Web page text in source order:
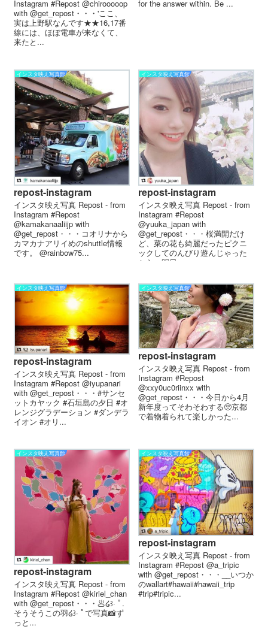
Instagram #Repost @chirooooop
with @get_repost・・・'ここ、
実は上野駅なんです★★16,17番
線には、ほぼ電車が来なくて、
来たと...
for the answer within. Be ...
インスタ映え写真館
repost-instagram
インスタ映え写真 Repost - from
Instagram #Repost
@kamakanaaliijp with
@get_repost・・・コオリナから
カマカナアリイめのshuttle情報
です。 @rainbow75...
インスタ映え写真館
repost-instagram
インスタ映え写真 Repost - from
Instagram #Repost
@yuuka_japan with
@get_repost・・・桜満開だけ
ど、 菜の花も綺麗だった ピクニ
ックしてのんびり遊んじゃった
から、 明日...
インスタ映え写真館
repost-instagram
インスタ映え写真 Repost - from
Instagram #Repost @iyupanari
with @get_repost・・・#サンセ
ットカヤック #石垣島の夕日 #オ
レンジグラデーション #ダンデラ
イオン #オリ...
インスタ映え写真館
repost-instagram
インスタ映え写真 Repost - from
Instagram #Repost
@xxy0uc0riinxx with
@get_repost・・・今日から4月
新年度ってそわそわする🥺京都
で着物着られて楽しかった...
インスタ映え写真館
repost-instagram
インスタ映え写真 Repost - from
Instagram #Repost @kiriel_chan
with @get_repost・・・🥟໒꒱· ﾟ.
そうそうこの羽໒꒱· ﾟで写真📸ず
っと...
インスタ映え写真館
repost-instagram
インスタ映え写真 Repost - from
Instagram #Repost @a_tripic
with @get_repost・・・__いつか
のwallart#hawaii#hawaii_trip
#trip#tripic...